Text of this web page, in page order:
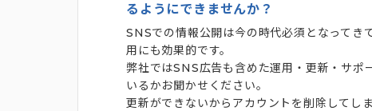
るようにできませんか？
SNSでの情報公開は今の時代必須となってき
用にも効果的です。
弊社ではSNS広告も含めた運用・更新・サポ
いるかお聞かせください。
更新ができないからアカウントを削除してし